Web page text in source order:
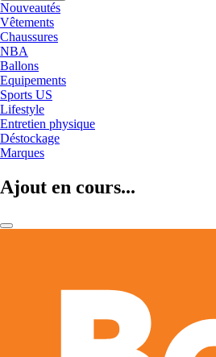
Nouveautés
Vêtements
Chaussures
NBA
Ballons
Equipements
Sports US
Lifestyle
Entretien physique
Déstockage
Marques
Ajout en cours...